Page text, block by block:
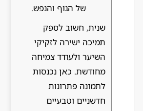
של הגוף והנפש.
שנית, חשוב לספק
תמיכה ישירה לזקיקי
השיער ולעודד צמיחה
מחודשת. כאן נכנסות
לתמונה פתרונות
חדשניים וטבעיים